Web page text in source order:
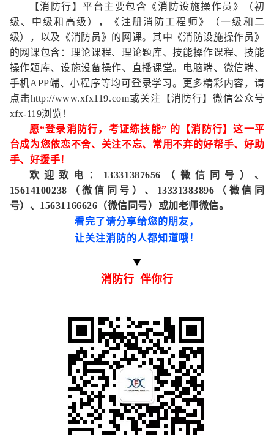
【消防行】平台主要包含《消防设施操作员》（初
级、中级和高级），《注册消防工程师》（一级和二
级），以及《消防员》的网课。其中《消防设施操作员》
的网课包含：理论课程、理论题库、技能操作课程、技能
操作题库、设施设备操作、直播课堂。电脑端、微信端、
手机APP端、小程序等均可登录学习。更多精彩内容，请
点击http://www.xfx119.com或关注【消防行】微信公众号
xfx-119浏览！
愿“登录消防行，考证练技能” 的【消防行】这一平
台成为您依恋不舍、关注不忘、常用不弃的好帮手、好助
手、好援手！
欢迎致电：13331387656（微信同号）、
15614100238（微信同号）、13331383896（微信同
号）、15631166626（微信同号）或加老师微信。
看完了请分享给您的朋友，
让关注消防的人都知道哦！
消防行 伴你行